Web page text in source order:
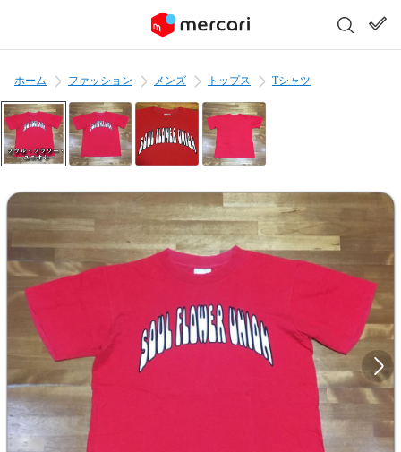
ホーム ファッション メンズ トップス Tシャツ